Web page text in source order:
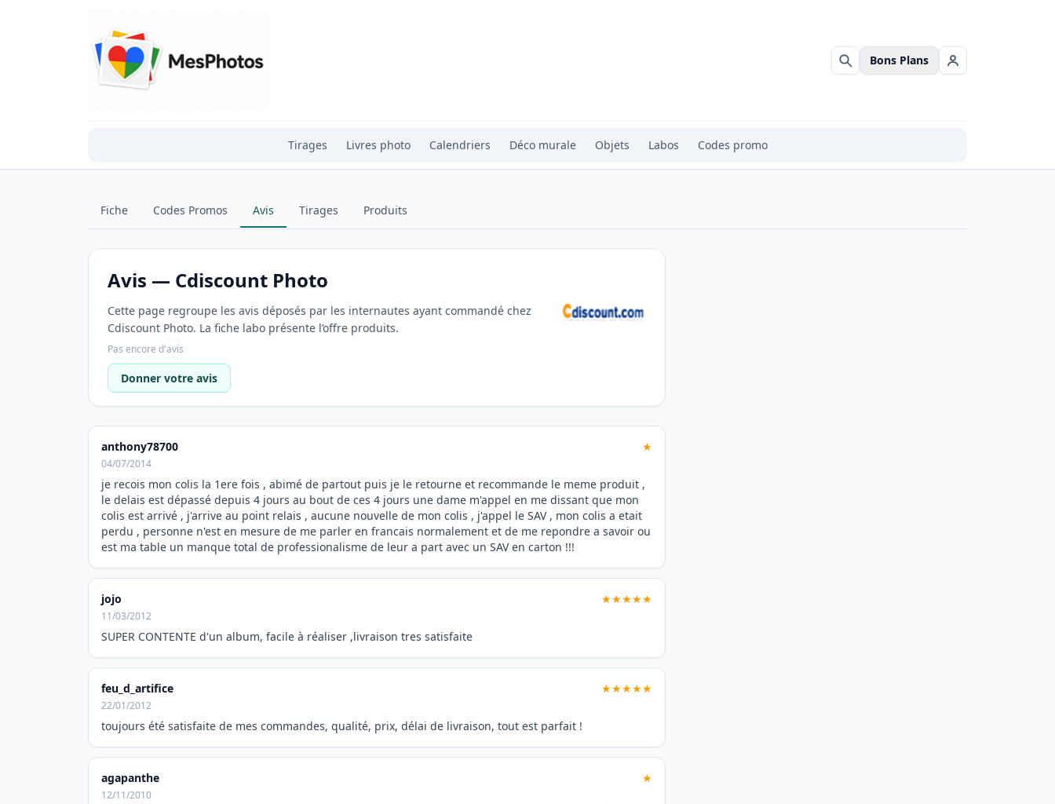
Rechercher
Bons Plans Se connecter
Tirages Livres photo Calendriers Déco murale Objets Labos Codes promo
Fiche Codes Promos Avis Tirages Produits
Avis — Cdiscount Photo
Cette page regroupe les avis déposés par les internautes ayant commandé chez
Cdiscount Photo. La fiche labo présente l’offre produits.
Pas encore d'avis
Donner votre avis
anthony78700 ★
04/07/2014
je recois mon colis la 1ere fois , abimé de partout puis je le retourne et recommande le meme produit ,
le delais est dépassé depuis 4 jours au bout de ces 4 jours une dame m'appel en me dissant que mon
colis est arrivé , j'arrive au point relais , aucune nouvelle de mon colis , j'appel le SAV , mon colis a etait
perdu , personne n'est en mesure de me parler en francais normalement et de me repondre a savoir ou
est ma table un manque total de professionalisme de leur a part avec un SAV en carton !!!
jojo ★★★★★
11/03/2012
SUPER CONTENTE d'un album, facile à réaliser ,livraison tres satisfaite
feu_d_artifice ★★★★★
22/01/2012
toujours été satisfaite de mes commandes, qualité, prix, délai de livraison, tout est parfait !
agapanthe ★
12/11/2010